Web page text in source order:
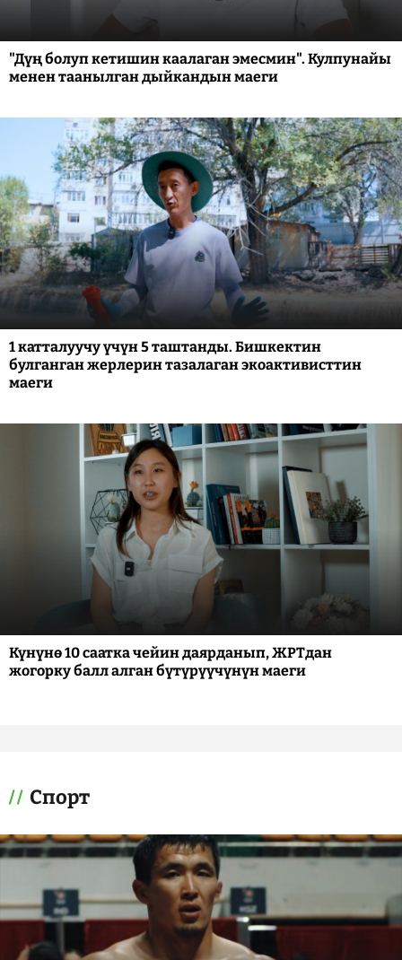
"Дүң болуп кетишин каалаган эмесмин". Кулпунайы
менен таанылган дыйкандын маеги
1 катталуучу үчүн 5 таштанды. Бишкектин
булганган жерлерин тазалаган экоактивисттин
маеги
Күнүнө 10 саатка чейин даярданып, ЖРТдан
жогорку балл алган бүтүрүүчүнүн маеги
Спорт